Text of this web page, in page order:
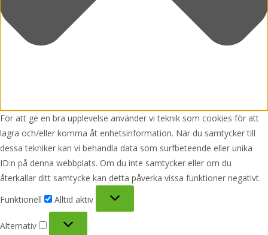
För att ge en bra upplevelse använder vi teknik som cookies för att
lagra och/eller komma åt enhetsinformation. När du samtycker till
dessa tekniker kan vi behandla data som surfbeteende eller unika
ID:n på denna webbplats. Om du inte samtycker eller om du
återkallar ditt samtycke kan detta påverka vissa funktioner negativt.
Funktionell
Alltid aktiv
Alternativ